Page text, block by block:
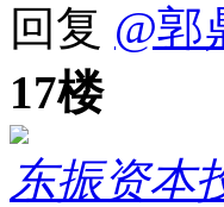
回复 @郭
17楼
东振资本